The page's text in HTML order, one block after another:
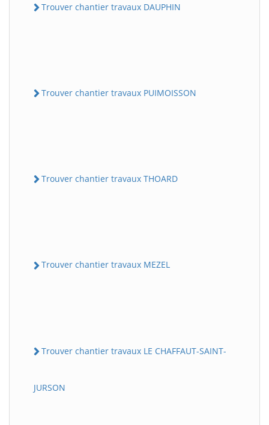
Trouver chantier travaux DAUPHIN
Trouver chantier travaux PUIMOISSON
Trouver chantier travaux THOARD
Trouver chantier travaux MEZEL
Trouver chantier travaux LE CHAFFAUT-SAINT-
JURSON